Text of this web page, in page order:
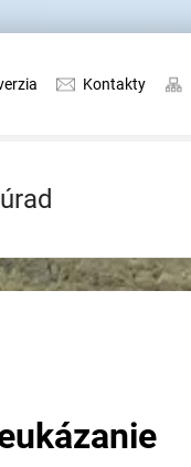
Kontakty